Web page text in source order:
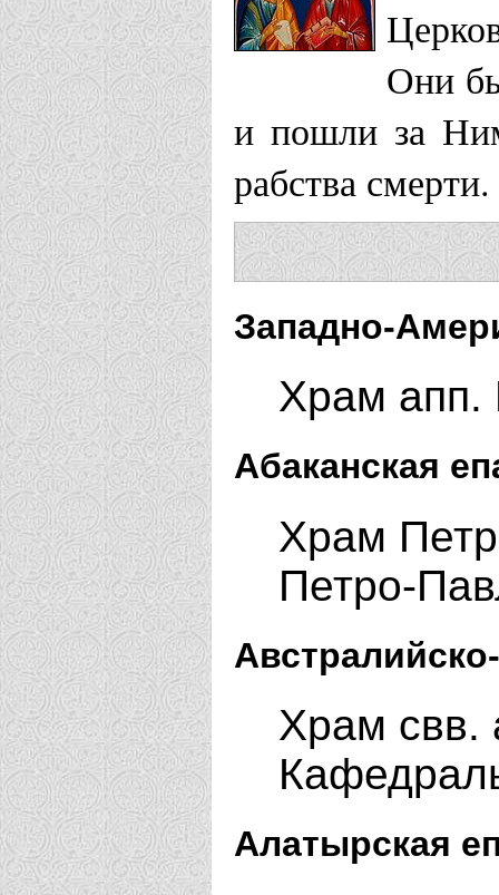
Они
и пошли за
рабства смерти.
Западно-
Храм апп.
Абаканская
Храм
Петро-
Храм свв.
Алатырская